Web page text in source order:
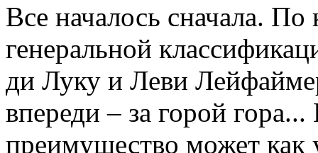
Все началось сначала.
генеральной
ди Луку и Леви
впереди – за горой
преимущество может как